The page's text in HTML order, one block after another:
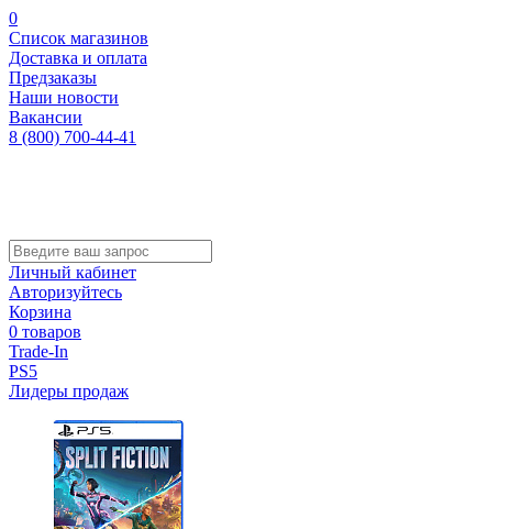
0
Список магазинов
Доставка и оплата
Предзаказы
Наши новости
Вакансии
8 (800) 700-44-41
Личный кабинет
Авторизуйтесь
Корзина
0 товаров
Trade-In
PS5
Лидеры продаж